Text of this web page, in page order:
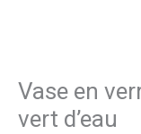
Vase en
vert d’eau
bullé
soufflé